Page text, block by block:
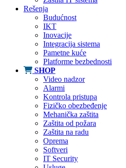
Rešenja
Budućnost
IKT
Inovacije
Integracija sistema
Pametne kuće
Platforme bezbednosti
SHOP
Video nadzor
Alarmi
Kontrola pristupa
Fizičko obezbeđenje
Mehanička zaštita
Zaštita od požara
Zaštita na radu
Oprema
Softveri
IT Security